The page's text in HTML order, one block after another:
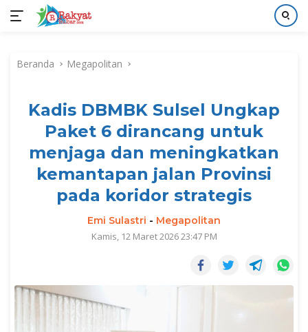
kontenBeranda Megapolitan
Kadis DBMBK Sulsel Ungkap
Paket 6 dirancang untuk
menjaga dan meningkatkan
kemantapan jalan Provinsi
pada koridor strategis
Emi Sulastri - Megapolitan
Kamis, 12 Maret 2026 23:47 PM